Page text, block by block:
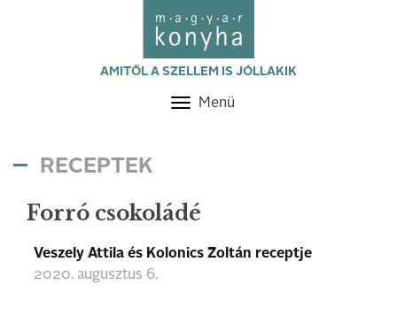
AMITŐL A SZELLEM IS JÓLLAKIK
Toggle
Menü
RECEPTEK
Forró csokoládé
Veszely Attila és Kolonics Zoltán receptje
2020. augusztus 6.